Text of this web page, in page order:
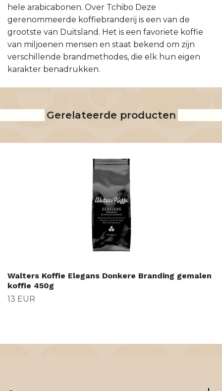
hele arabicabonen. Over Tchibo Deze
gerenommeerde koffiebranderij is een van de
grootste van Duitsland. Het is een favoriete koffie
van miljoenen mensen en staat bekend om zijn
verschillende brandmethodes, die elk hun eigen
karakter benadrukken.
Gerelateerde producten
Walters Koffie Elegans Donkere Branding gemalen
koffie 450g
13 EUR